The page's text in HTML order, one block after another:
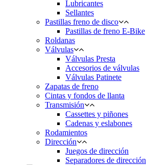
Lubricantes
Sellantes
Pastillas freno de disco
Pastillas de freno E-Bike
Roldanas
Válvulas
Válvulas Presta
Accesorios de válvulas
Válvulas Patinete
Zapatas de freno
Cintas y fondos de llanta
Transmisión
Cassettes y piñones
Cadenas y eslabones
Rodamientos
Dirección
Juegos de dirección
Separadores de dirección